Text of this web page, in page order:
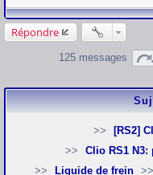
a
g
e
Répondre
125 messages
[RS2]
Clio RS1
Liquide de frein